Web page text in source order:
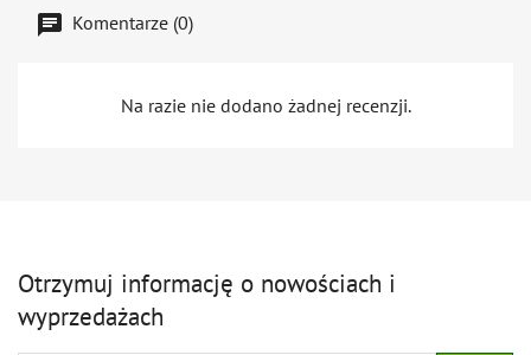
Komentarze (0)
Na razie nie dodano żadnej recenzji.
Otrzymuj informację o nowościach i
wyprzedażach